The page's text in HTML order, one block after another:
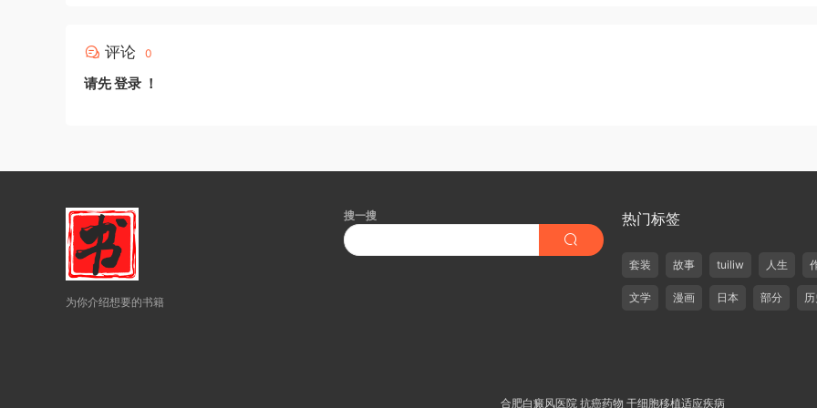
评论 0
请先登录 ！
为你介绍想要的书籍
搜一搜 热门标签
套装 故事 tuiliw 人生
文学 漫画 日本 部分
合肥白癜风医院 抗癌药物 干细胞移植适应疾病